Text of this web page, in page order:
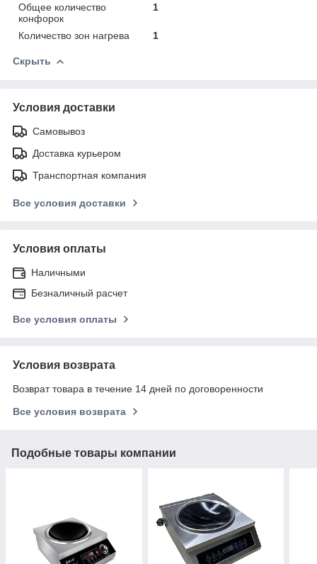
Общее количество
конфорок
1
Количество зон нагрева 1
Скрыть
Условия доставки
Самовывоз
Доставка курьером
Транспортная компания
Все условия доставки
Условия оплаты
Наличными
Безналичный расчет
Все условия оплаты
Условия возврата
Возврат товара в течение 14 дней по договоренности
Все условия возврата
Подобные товары компании